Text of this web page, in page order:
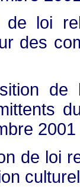
loi
des
de
2001
de loi